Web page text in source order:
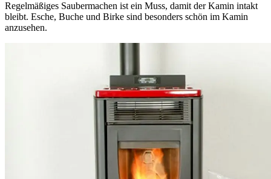
Regelmäßiges Saubermachen ist ein Muss, damit der Kamin intakt
bleibt. Esche, Buche und Birke sind besonders schön im Kamin
anzusehen.